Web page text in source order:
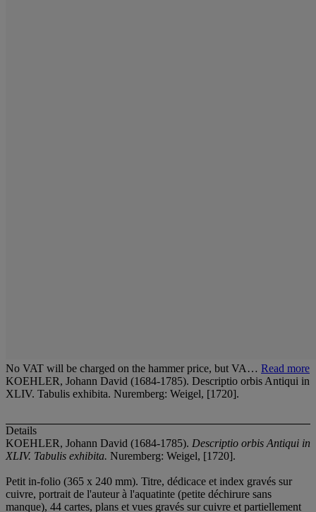
No VAT will be charged on the hammer price, but VA… Read more
KOEHLER, Johann David (1684-1785). Descriptio orbis Antiqui in
XLIV. Tabulis exhibita. Nuremberg: Weigel, [1720].
Details
KOEHLER, Johann David (1684-1785). Descriptio orbis Antiqui in
XLIV. Tabulis exhibita. Nuremberg: Weigel, [1720].
Petit in-folio (365 x 240 mm). Titre, dédicace et index gravés sur
cuivre, portrait de l'auteur à l'aquatinte (petite déchirure sans
manque), 44 cartes, plans et vues gravés sur cuivre et partiellement